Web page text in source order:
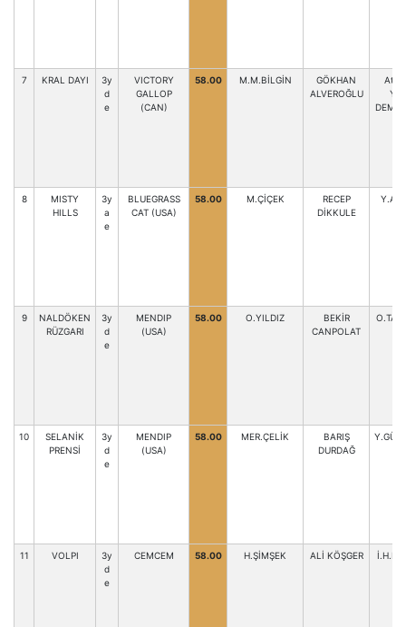
7 KRAL DAYI
3y
d
e
VICTORY
GALLOP
(CAN)
58.00 M.M.BİLGİN
GÖKHAN
ALVEROĞLU
At
8
MISTY
HILLS
3y
a
e
BLUEGRASS
CAT (USA)
58.00 M.ÇİÇEK
RECEP
DİKKULE
9
NALDÖKEN
RÜZGARI
3y
d
e
MENDIP
(USA)
58.00 O.YILDIZ
BEKİR
CANPOLAT
10
SELANİK
PRENSİ
3y
d
e
MENDIP
(USA)
58.00 MER.ÇELİK
BARIŞ
DURDAĞ
11 VOLPI
3y
d
e
CEMCEM 58.00 H.ŞİMŞEK ALİ KÖŞGER